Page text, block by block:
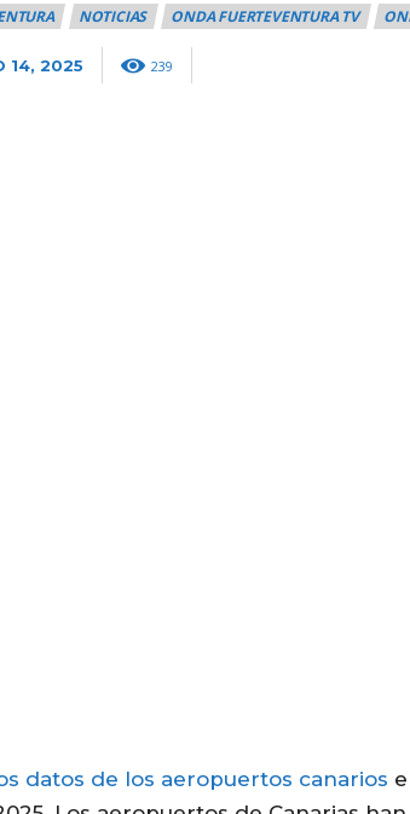
NOTICIAS ONDA FUERTEVENTURA TV
14, 2025 239
datos de los aeropuertos canarios